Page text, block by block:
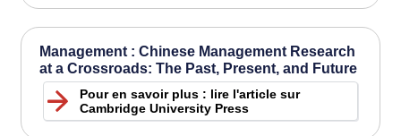
Management : Chinese Management Research
at a Crossroads: The Past, Present, and Future
Pour en savoir plus : lire l'article sur
Cambridge University Press